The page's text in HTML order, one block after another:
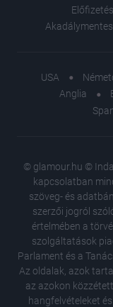
Előfizetés
USA
Anglia
© glamour.hu ©
kapcsolatban
szöveg- és
szerzői jogról
értelmében a
szolgáltatások
Parlament és a
Az oldalak, azok
az azokon
hangfelvételeket